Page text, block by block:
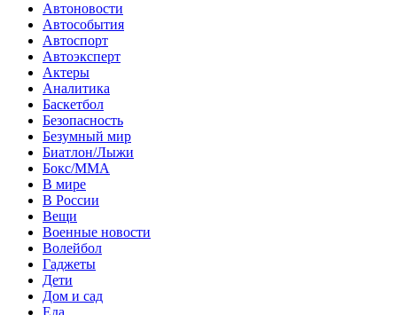
Автоновости
Автособытия
Автоспорт
Автоэксперт
Актеры
Аналитика
Баскетбол
Безопасность
Безумный мир
Биатлон/Лыжи
Бокс/MMA
В мире
В России
Вещи
Военные новости
Волейбол
Гаджеты
Дети
Дом и сад